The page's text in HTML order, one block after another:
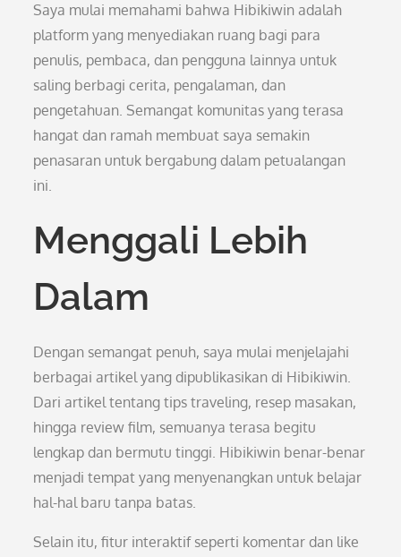
Saya mulai memahami bahwa Hibikiwin adalah
platform yang menyediakan ruang bagi para
penulis, pembaca, dan pengguna lainnya untuk
saling berbagi cerita, pengalaman, dan
pengetahuan. Semangat komunitas yang terasa
hangat dan ramah membuat saya semakin
penasaran untuk bergabung dalam petualangan
ini.
Menggali Lebih
Dalam
Dengan semangat penuh, saya mulai menjelajahi
berbagai artikel yang dipublikasikan di Hibikiwin.
Dari artikel tentang tips traveling, resep masakan,
hingga review film, semuanya terasa begitu
lengkap dan bermutu tinggi. Hibikiwin benar-benar
menjadi tempat yang menyenangkan untuk belajar
hal-hal baru tanpa batas.
Selain itu, fitur interaktif seperti komentar dan like